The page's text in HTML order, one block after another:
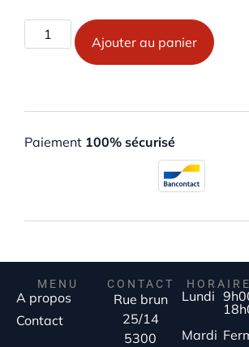
Ajouter au panier
Paiement 100% sécurisé
Lundi
Mardi
MENU
A propos
Contact
CONTACT
Rue brun
25/14
5300